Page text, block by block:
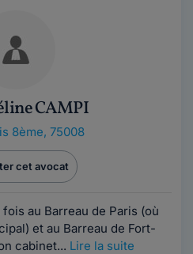
CAMPI
8ème, 75008
cet avocat
au Barreau de Paris (où
et au Barreau de Fort-
cabinet... Lire la suite